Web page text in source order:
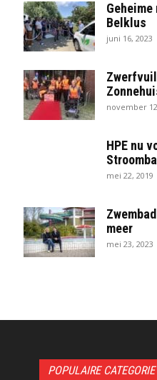
Belklus
juni 16, 2023
november
HPE nu
mei 22, 2019
meer
mei 23, 2023
POPULAIRE CATEGORIE